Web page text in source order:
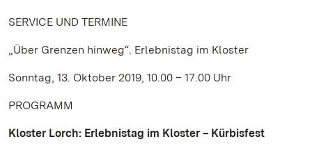
SERVICE UND TERMINE
„Über Grenzen hinweg“. Erlebnistag im Kloster
Sonntag, 13. Oktober 2019, 10.00 – 17.00 Uhr
PROGRAMM
Kloster Lorch: Erlebnistag im Kloster – Kürbisfest